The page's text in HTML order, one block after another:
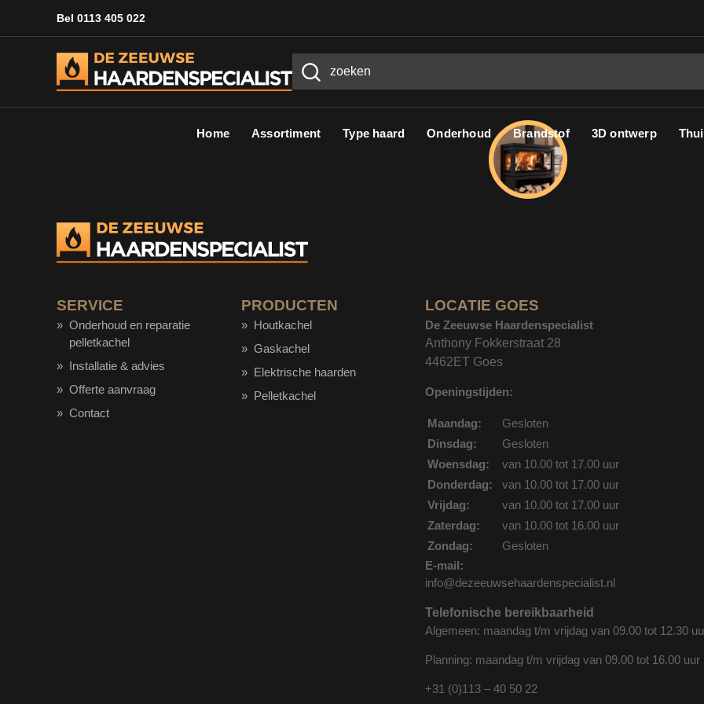
Bel 0113 405 022
Home Assortiment Type haard Onderhoud Brandstof 3D ontwerp
SERVICE
Onderhoud en reparatie
pelletkachel
Installatie & advies
Offerte aanvraag
Contact
PRODUCTEN
Houtkachel
Gaskachel
Elektrische haarden
Pelletkachel
LOCATIE GOES
De Zeeuwse Haardenspecialist
Anthony Fokkerstraat 28
4462ET Goes
Openingstijden:
Maandag:
Gesloten
Dinsdag:
Gesloten
Woensdag:
van 10.00 tot 17.00 uur
Donderdag:
van 10.00 tot 17.00 uur
Vrijdag:
van 10.00 tot 17.00 uur
Zaterdag:
van 10.00 tot 16.00 uur
Zondag:
Gesloten
E-mail:
info@dezeeuwsehaardenspecialist.nl
Telefonische bereikbaarheid
Algemeen: maandag t/m vrijdag van 09.00 tot 12.30
Planning: maandag t/m vrijdag van 09.00 tot 16.00 uur
+31 (0)113 – 40 50 22